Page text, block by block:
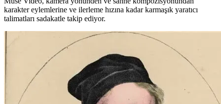
karakter eylemlerine ve ilerleme hızına kadar karmaşık yaratıcı
talimatları sadakatle takip ediyor.